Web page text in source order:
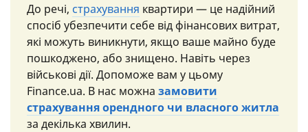
До речі, страхування квартири — це надійний
спосіб убезпечити себе від фінансових витрат,
які можуть виникнути, якщо ваше майно буде
пошкоджено, або знищено. Навіть через
військові дії. Допоможе вам у цьому
Finance.ua. В нас можна замовити
страхування орендного чи власного житла
за декілька хвилин.